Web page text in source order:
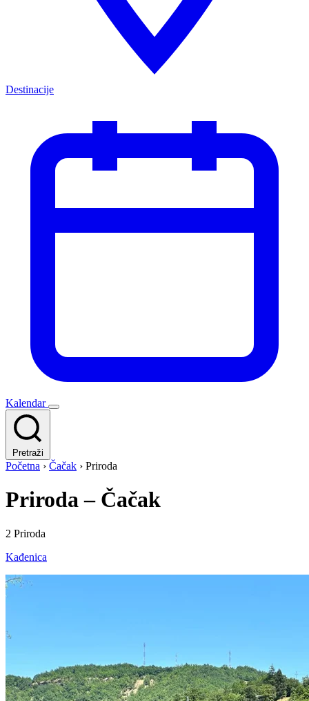
Destinacije
Kalendar
Pretraži
Početna › Čačak › Priroda
Priroda – Čačak
2 Priroda
Kađenica